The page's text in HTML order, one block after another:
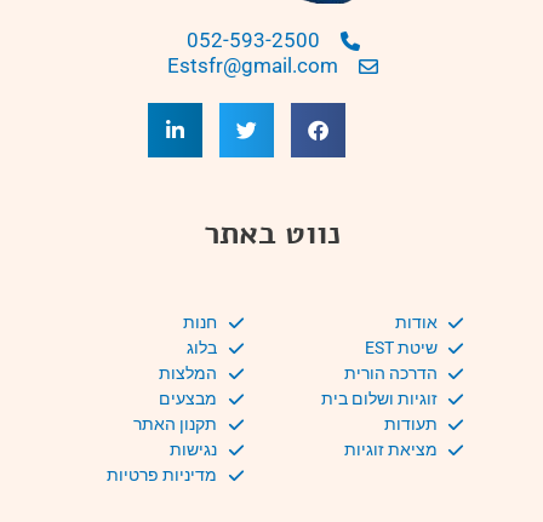
052-593-2500
Estsfr@gmail.com
נווט באתר
אודות
שיטת EST
הדרכה הורית
זוגיות ושלום בית
תעודות
מציאת זוגיות
חנות
בלוג
המלצות
מבצעים
תקנון האתר
נגישות
מדיניות פרטיות